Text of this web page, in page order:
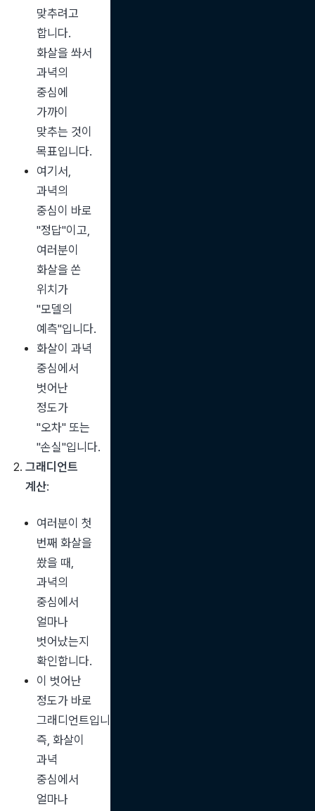
맞추려고
합니다.
화살을 쏴서
과녁의
중심에
가까이
맞추는 것이
목표입니다.
여기서,
과녁의
중심이 바로
"정답"이고,
여러분이
화살을 쏜
위치가
"모델의
예측"입니다.
화살이 과녁
중심에서
벗어난
정도가
"오차" 또는
"손실"입니다.
그래디언트
계산:
여러분이 첫
번째 화살을
쐈을 때,
과녁의
중심에서
얼마나
벗어났는지
확인합니다.
이 벗어난
정도가 바로
그래디언트입니다.
즉, 화살이
과녁
중심에서
얼마나